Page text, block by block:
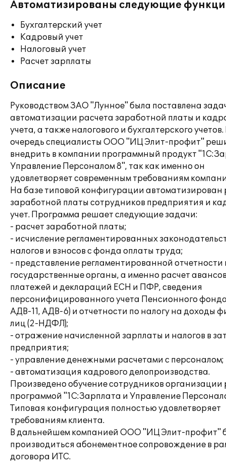
Автоматизированы следующие
Бухгалтерский учет
Кадровый учет
Налоговый учет
Расчет зарплаты
Описание
Руководством ЗАО "Лунное" была поставлена
автоматизации расчета заработной платы и
учета, а также налогового и бухгалтерского
очередь специалисты ООО "ИЦ Элит-профит"
внедрить в компании программный продукт
Управление Персоналом 8", так как именно он
удовлетворяет современным требованиям
На базе типовой конфигурации автоматизирован
заработной платы сотрудников предприятия и
учет. Программа решает следующие задачи:
- расчет заработной платы;
- исчисление регламентированных
налогов и взносов с фонда оплаты труда;
- представление регламентированной отчетности
государственные органы, а именно расчет
платежей и деклараций ЕСН и ПФР, сведения
персонифицированного учета Пенсионного
АДВ-11, АДВ-6) и отчетности по налогу на доходы
лиц (2-НДФЛ);
- отражение начисленной зарплаты и налогов в
предприятия;
- управление денежными расчетами с персоналом;
- автоматизация кадрового делопроизводства.
Произведено обучение сотрудников организации
программой "1С:Зарплата и Управление
Типовая конфигурация полностью удовлетворяет
требованиям клиента.
В дальнейшем компанией ООО "ИЦ Элит-профит"
производиться абонементное сопровождение в
договора ИТС.